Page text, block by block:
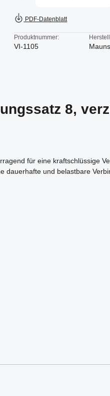
PDF-Datenblatt
Produktnummer:
VI-1105
8,
für eine kraftschlüssige
und belastbare